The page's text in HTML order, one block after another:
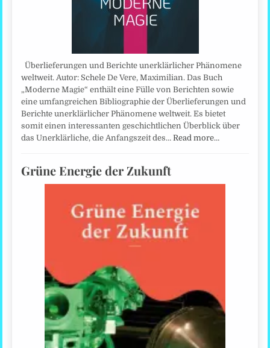
Überlieferungen und Berichte unerklärlicher Phänomene
weltweit. Autor: Schele De Vere, Maximilian. Das Buch
„Moderne Magie“ enthält eine Fülle von Berichten sowie
eine umfangreichen Bibliographie der Überlieferungen und
Berichte unerklärlicher Phänomene weltweit. Es bietet
somit einen interessanten geschichtlichen Überblick über
das Unerklärliche, die Anfangszeit des…Read more…
Grüne Energie der Zukunft